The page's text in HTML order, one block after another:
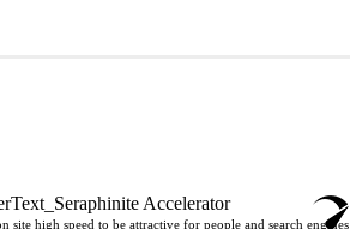
Accelerator
site high speed to be attractive for people and search engines.